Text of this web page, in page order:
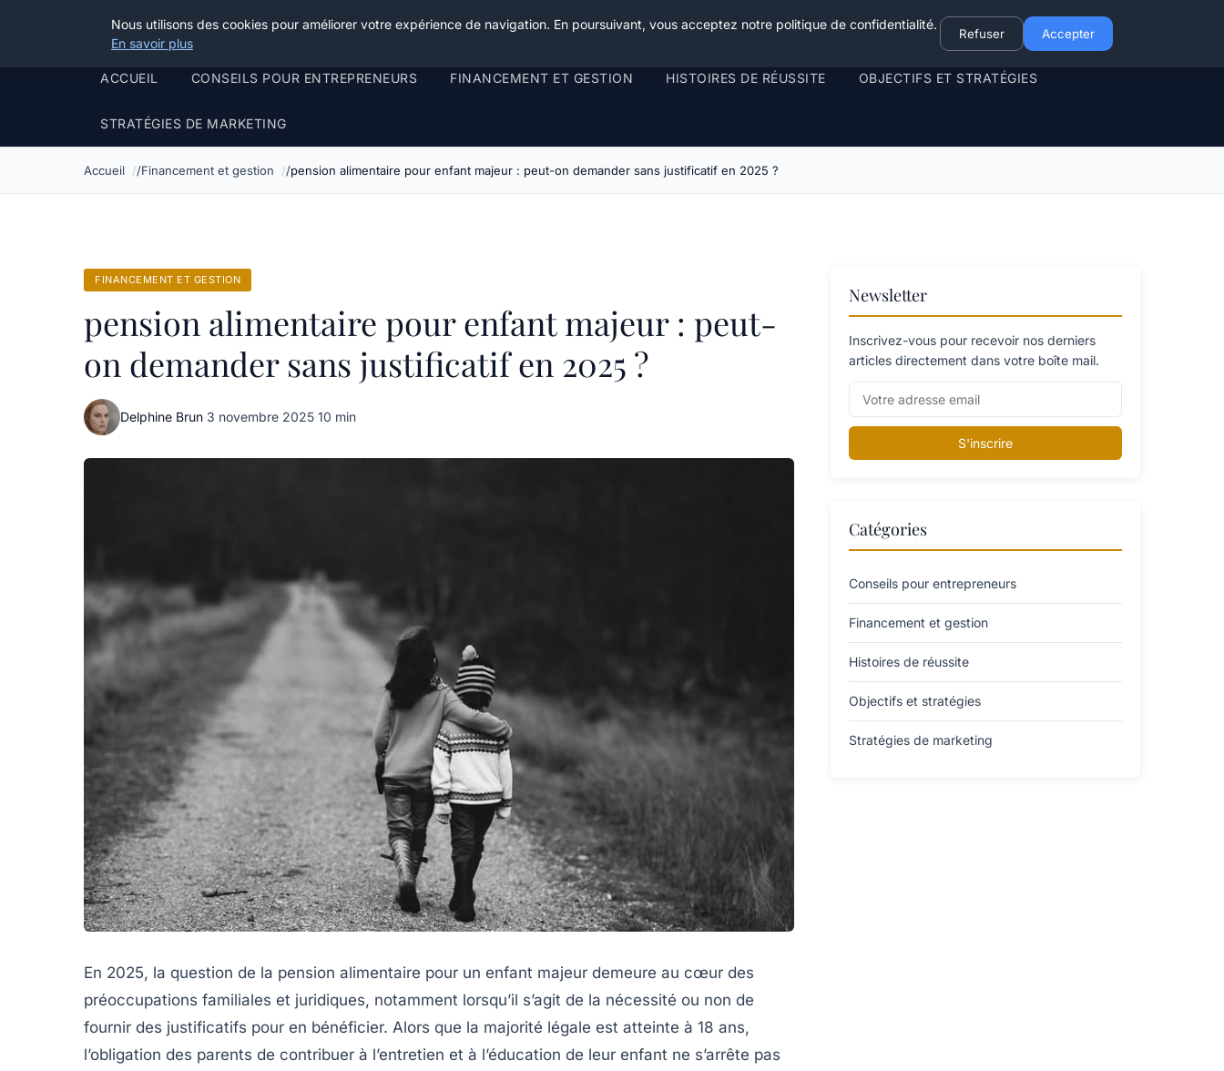
Henry Panky
ACCUEIL CONSEILS POUR ENTREPRENEURS FINANCEMENT ET GESTION HISTOIRES DE RÉUSSITE OBJECTIFS ET STRATÉGIES
STRATÉGIES DE MARKETING
Accueil Financement et gestion pension alimentaire pour enfant majeur : peut-on demander sans justificatif en 2025 ?
FINANCEMENT ET GESTION
pension alimentaire pour enfant majeur : peut-
on demander sans justificatif en 2025 ?
Delphine Brun·3 novembre 2025·10 min
En 2025, la question de la pension alimentaire pour un enfant majeur demeure au cœur des
préoccupations familiales et juridiques, notamment lorsqu’il s’agit de la nécessité ou non de
fournir des justificatifs pour en bénéficier. Alors que la majorité légale est atteinte à 18 ans,
l’obligation des parents de contribuer à l’entretien et à l’éducation de leur enfant ne s’arrête pas
Newsletter
Inscrivez-vous pour recevoir nos derniers
articles directement dans votre boîte mail.
S'inscrire
Catégories
Conseils pour entrepreneurs
Financement et gestion
Histoires de réussite
Objectifs et stratégies
Stratégies de marketing
Nous utilisons des cookies pour améliorer votre expérience de navigation. En poursuivant, vous acceptez notre politique de confidentialité.
En savoir plus
Refuser Accepter